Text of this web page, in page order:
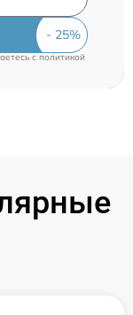
c политикой